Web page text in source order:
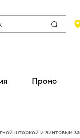
Промо
шторкой и винтовым